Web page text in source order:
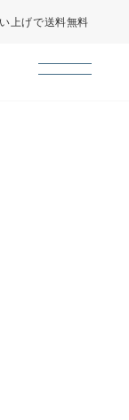
上げで送料無料